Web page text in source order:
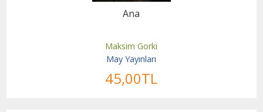
Ana
Maksim Gorki
May Yayınları
45,00TL